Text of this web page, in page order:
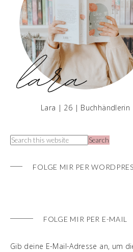
Lara | 26 | Buchhändlerin
FOLGE MIR PER
FOLGE MIR PER E-MAIL
Gib deine E-Mail-Adresse an, um